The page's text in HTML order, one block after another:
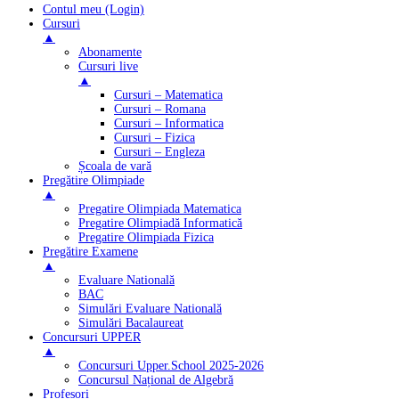
Contul meu (Login)
Cursuri
▲
Abonamente
Cursuri live
▲
Cursuri – Matematica
Cursuri – Romana
Cursuri – Informatica
Cursuri – Fizica
Cursuri – Engleza
Școala de vară
Pregătire Olimpiade
▲
Pregatire Olimpiada Matematica
Pregatire Olimpiadă Informatică
Pregatire Olimpiada Fizica
Pregătire Examene
▲
Evaluare Natională
BAC
Simulări Evaluare Natională
Simulări Bacalaureat
Concursuri UPPER
▲
Concursuri Upper.School 2025-2026
Concursul Național de Algebră
Profesori